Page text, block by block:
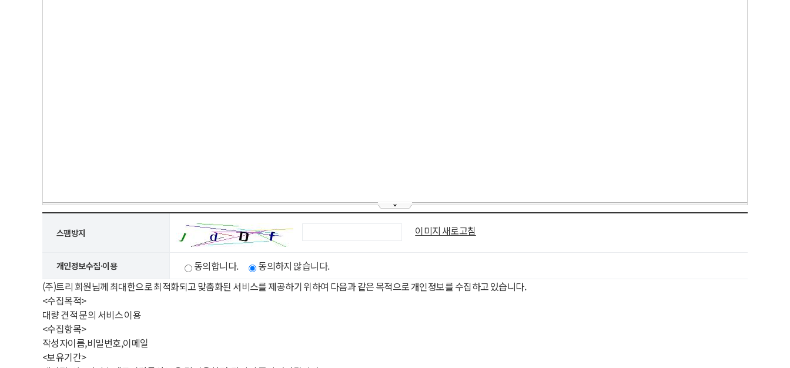
스팸방지 이미지 새로고침
개인정보수집·이용 동의합니다.
동의하지 않습니다.
(주)트리 회원님께 최대한으로 최적화되고 맞춤화된 서비스를 제공하기 위하여 다음과 같은 목적으로 개인정보를 수집하고 있습니다.
<수집목적>
대량 견적 문의 서비스 이용
<수집항목>
작성자이름,비밀번호,이메일
<보유기간>